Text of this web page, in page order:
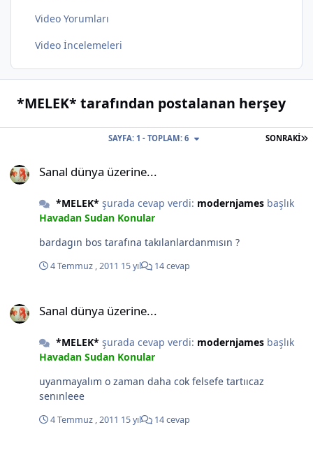
Video Yorumları
Video İncelemeleri
*MELEK* tarafından postalanan herşey
SONRAKI
SAYFA: 1 - TOPLAM: 6
Sanal dünya üzerine...
*MELEK*şurada cevap verdi: modernjamesbaşlık
Havadan Sudan Konular
bardagın bos tarafına takılanlardanmısın ?
4 Temmuz , 2011 15 yıl 14 cevap
Sanal dünya üzerine...
*MELEK*şurada cevap verdi: modernjamesbaşlık
Havadan Sudan Konular
uyanmayalım o zaman daha cok felsefe tartııcaz
senınleee
4 Temmuz , 2011 15 yıl 14 cevap